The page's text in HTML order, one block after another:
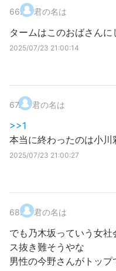
66. 君の名は
タームはこのおばさんに
2025/07/23 21:00:14
67. 君の名は
>>1
本当に終わったのは小川
2025/07/23 21:00:27
68. 君の名は
でも乃木坂っていう女
ス抜き難そうやな
男性の今野さんがトッ